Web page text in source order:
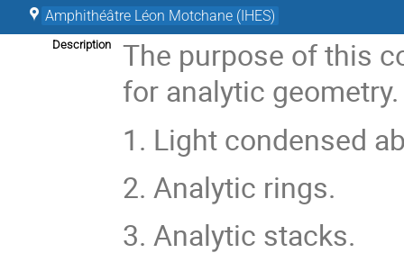
Amphithéâtre Léon Motchane (IHES)
Description
The purpose of this
for analytic
1. Light condensed
2. Analytic rings.
3. Analytic stacks.